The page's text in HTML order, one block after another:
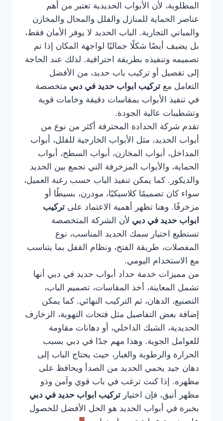
المطلوبة، لأن الأبواب الحديدية تعتبر من أهم
عناصر الحماية للمنازل والفلل والمحال والمخازن
والمباني التجارية. الباب الحديد لا يوفر الأمان فقط،
بل يضيف أيضًا شكلًا جماليًا لواجهة المكان إذا تم
تصميمه وتنفيذه بطريقة احترافية. لذلك عند الحاجة
إلى تفصيل أو تركيب باب حديد، من الأفضل
التعامل مع تركيب ابواب حديد في دبي متخصصة
في تنفيذ الأبواب بمقاسات دقيقة وخامات قوية
وتشطيبات عالية الجودة.
تقدم شركة الحدادة المحترفة أكثر من نوع من
أبواب الحديد، مثل الأبواب الخارجية للفلل، أبواب
المداخل، أبواب المخازن، أبواب السطح، أبواب
الحماية، والأبواب المزخرفة التي تجمع بين الحديد
والديكور. كما يمكن تنفيذ الباب حسب رغبة العميل،
سواء كان تصميمًا كلاسيكيًا، مودرن، بسيطًا أو
مزخرفًا. وهنا تظهر أهمية الاعتماد على تركيب
ابواب حديد في دبي لأن الشركة المتخصصة
تستطيع اختيار سمك الحديد المناسب، نوع
المفصلات، طريقة الفتح، ونظام القفل بما يتناسب
مع الاستخدام اليومي.
من مميزات خدمة حداد أبواب حديد في دبي أنها
تشمل المعاينة، أخذ المقاسات، تصميم الباب،
التصنيع، الدهان، ثم التركيب النهائي. كما يمكن
إضافة بعض التفاصيل مثل فتحات التهوية، الزخارف
الحديدية، الشبك الداخلي، أو دهانات مقاومة
للعوامل الجوية. وهذا مهم جدًا في دبي بسبب
الحرارة والرطوبة والغبار، حيث يحتاج الباب إلى
دهان جيد يحمي الحديد من الصدأ ويحافظ على
مظهره. إذا كنت ترغب في باب قوي وآمن وذو
مظهر أنيق، فإن اختيار تركيب ابواب حديد في دبي
بخبرة في أبواب الحديد هو الحل الأفضل للحصول